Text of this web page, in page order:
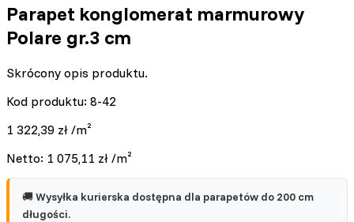
Parapet konglomerat marmurowy
Polare gr.3 cm
Skrócony opis produktu.
Kod produktu: 8-42
1 322,39 zł /m²
Netto: 1 075,11 zł /m²
🚚Wysyłka kurierska dostępna dla parapetów do 200 cm
długości.